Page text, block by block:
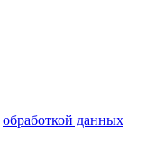
обработкой данных